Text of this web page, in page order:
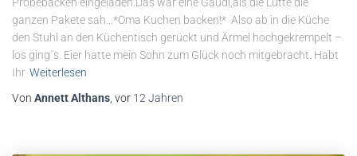
ganzen Pakete sah…*Oma Kuchen backen!* Also ab in die Küche
den Stuhl an den Küchentisch gerückt und Ärmel hochgekrempelt –
los ging´s. Eier hatte mein Sohn zum Glück noch mitgebracht. Habt
Ihr Weiterlesen
Von Annett Althans , vor 12 Jahren